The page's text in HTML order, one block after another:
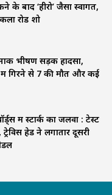
के बाद ‘हीरो’ जैसा स्वागत,
रोड शो
भीषण सड़क हादसा,
गिरने से 7 की मौत और कई
में स्टार्क का जलवा : टेस्ट
हेड ने लगातार दूसरी